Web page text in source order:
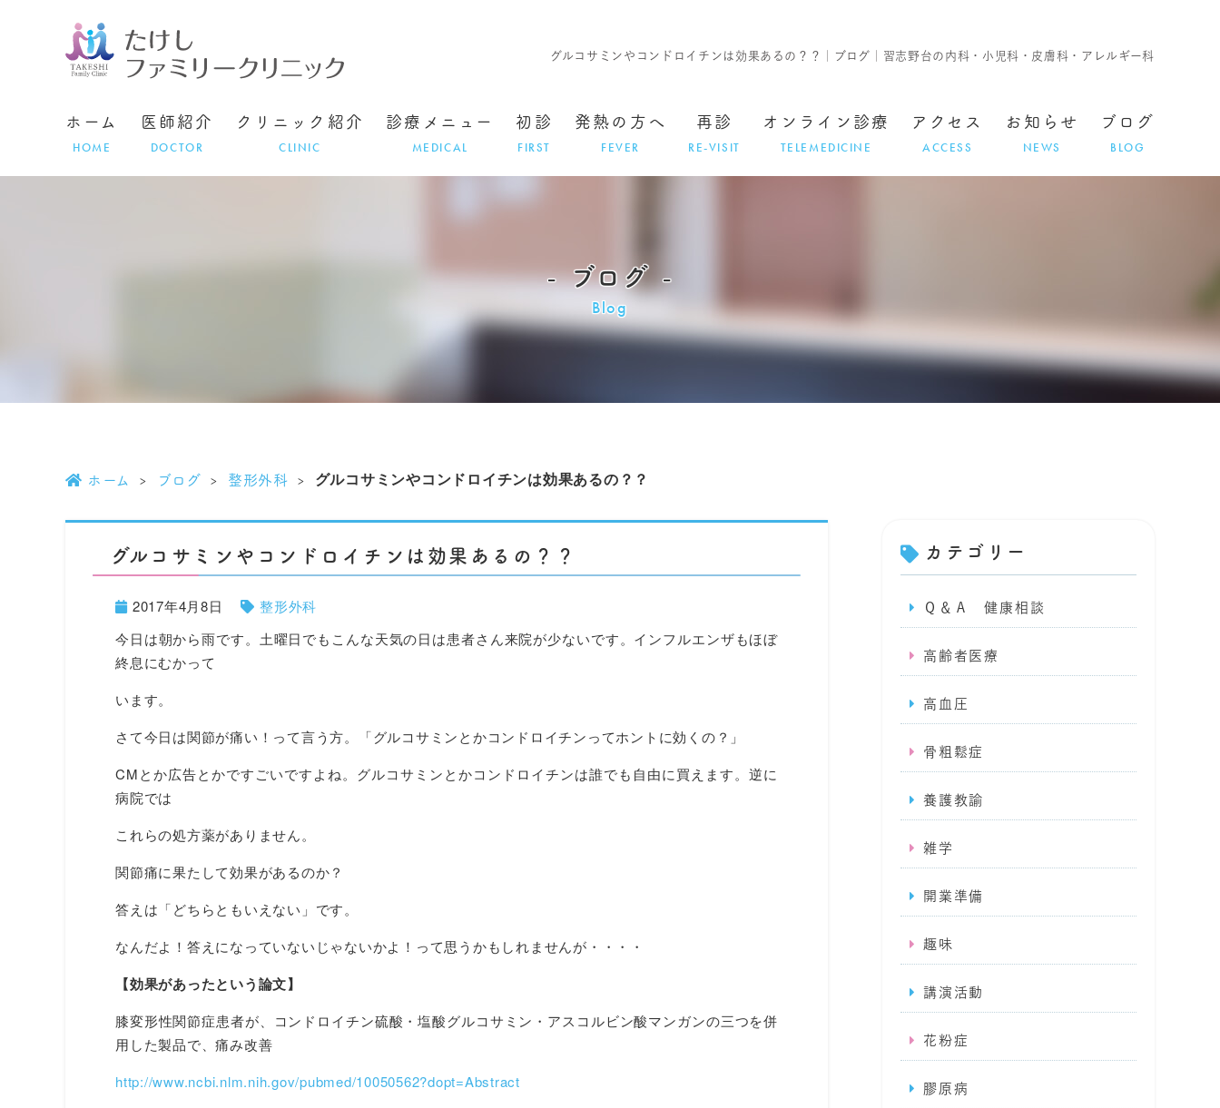
ホーム
HOME
医師紹介
DOCTOR
クリニック紹介
CLINIC
診療メニュー
MEDICAL
初診
FIRST
発熱の方へ
FEVER
再診
RE-VISIT
オンライン診療
TELEMEDICINE
アクセス
ACCESS
お知らせ
NEWS
ブログ
BLOG
ブログ
Blog
グルコサミンやコンドロイチンは効果あるの？？｜ブログ｜習志野台の内科・小児科・皮膚科・アレルギー科
ホーム ブログ 整形外科 グルコサミンやコンドロイチンは効果あるの？？
グルコサミンやコンドロイチンは効果あるの？？
2017年4月8日
整形外科
今日は朝から雨です。土曜日でもこんな天気の日は患者さん来院が少ないです。インフルエンザもほぼ
終息にむかって
います。
さて今日は関節が痛い！って言う方。「グルコサミンとかコンドロイチンってホントに効くの？」
CMとか広告とかですごいですよね。グルコサミンとかコンドロイチンは誰でも自由に買えます。逆に
病院では
これらの処方薬がありません。
関節痛に果たして効果があるのか？
答えは「どちらともいえない」です。
なんだよ！答えになっていないじゃないかよ！って思うかもしれませんが・・・・
【効果があったという論文】
膝変形性関節症患者が、コンドロイチン硫酸・塩酸グルコサミン・アスコルビン酸マンガンの三つを併
用した製品で、痛み改善
http://www.ncbi.nlm.nih.gov/pubmed/10050562?dopt=Abstract
カテゴリー
Ｑ＆Ａ 健康相談
高齢者医療
高血圧
骨粗鬆症
養護教諭
雑学
開業準備
趣味
講演活動
花粉症
膠原病